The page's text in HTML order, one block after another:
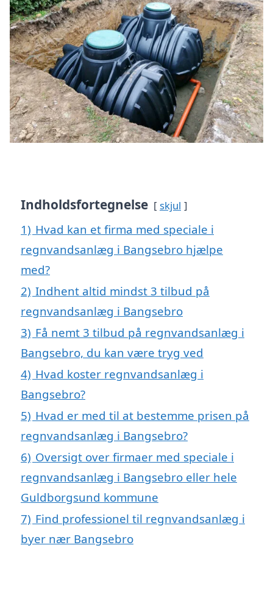
Indholdsfortegnelse skjul
1) Hvad kan et firma med speciale i
regnvandsanlæg i Bangsebro hjælpe
med?
2) Indhent altid mindst 3 tilbud på
regnvandsanlæg i Bangsebro
3) Få nemt 3 tilbud på regnvandsanlæg i
Bangsebro, du kan være tryg ved
4) Hvad koster regnvandsanlæg i
Bangsebro?
5) Hvad er med til at bestemme prisen på
regnvandsanlæg i Bangsebro?
6) Oversigt over firmaer med speciale i
regnvandsanlæg i Bangsebro eller hele
Guldborgsund kommune
7) Find professionel til regnvandsanlæg i
byer nær Bangsebro